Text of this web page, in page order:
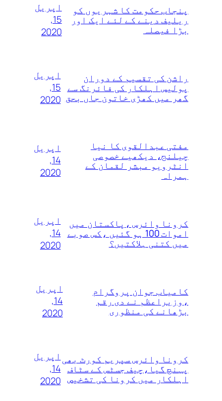
پنجاب حکومت کا شہریوں کو
ریلیف دینے کے لئے ایک اور
بڑا فیصلہ
اپریل
15,
2020
راشن کی تقسیم کے دوران
پولیس اہلکار کی فائرنگ سے
گھر میں کھڑی خاتون جاں بحق
اپریل
15,
2020
مفتی عبدالقوی کا نیا
چیلنج، دیکھیے خصوصی
انٹرویو مبشر لقمان کے
ہمراہ
اپریل
14,
2020
کرونا وائرس ،پاکستان میں
اموات 100 ہو گئیں ،کس صوبے
میں کتنی ہلاکتیں؟
اپریل
14,
2020
کامیاب جوان پروگرام
،وزیراعظم نے دی رقم
بڑھانے کی منظوری
اپریل
14,
2020
کرونا وائرس سپریم کورٹ بھی
پہنچ گیا،چیف جسٹس کے سٹاف
اہلکار میں کرونا کی تشخیص
اپریل
14,
2020